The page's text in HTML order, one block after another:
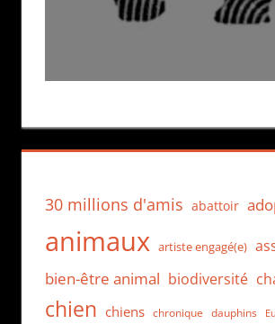
30 millions d'amis abattoir
animaux artiste engagé(e)
bien-être animal biodiversité
chien chiens chronique dauphins